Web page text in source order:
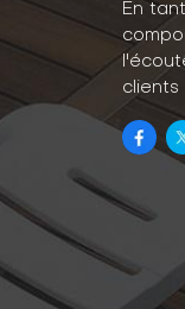
En
clients